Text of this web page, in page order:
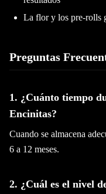
La flor y los pre-rolls
Preguntas
1. ¿Cuánto tiempo
Encinitas?
Cuando se almacena
6 a 12 meses.
2. ¿Cuál es el nivel